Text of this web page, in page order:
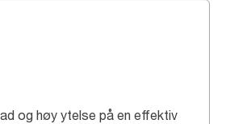
og høy ytelse på en effektiv